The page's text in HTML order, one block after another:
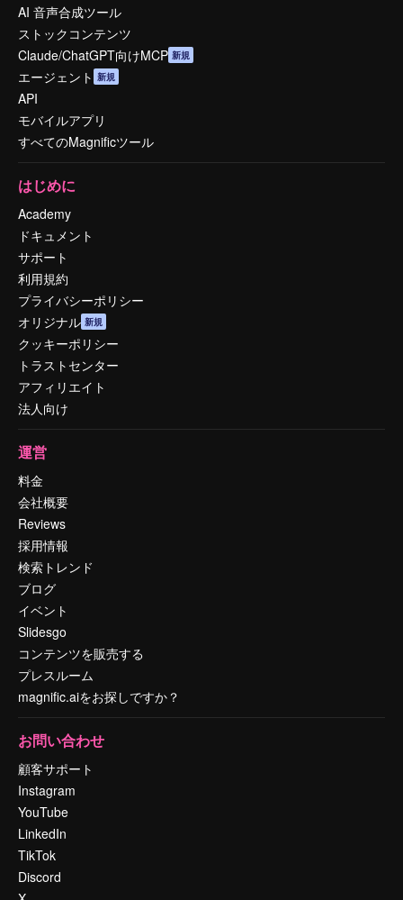
AI 音声合成ツール
ストックコンテンツ
Claude/ChatGPT向けMCP 新規
エージェント 新規
API
モバイルアプリ
すべてのMagnificツール
はじめに
Academy
ドキュメント
サポート
利用規約
プライバシーポリシー
オリジナル 新規
クッキーポリシー
トラストセンター
アフィリエイト
法人向け
運営
料金
会社概要
Reviews
採用情報
検索トレンド
ブログ
イベント
Slidesgo
コンテンツを販売する
プレスルーム
magnific.aiをお探しですか？
お問い合わせ
顧客サポート
Instagram
YouTube
LinkedIn
TikTok
Discord